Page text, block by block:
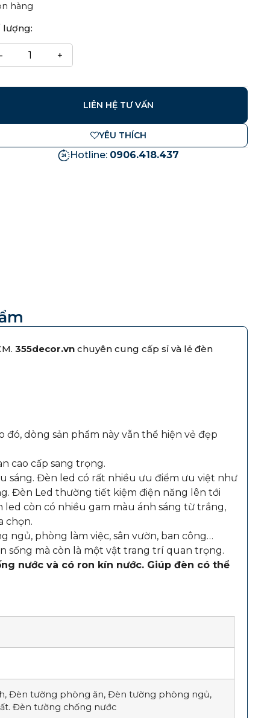
hàng
lượng:
LIÊN HỆ TƯ VẤN
YÊU THÍCH
Hotline: 0906.418.437
355decor.vnchuyên cung cấp sỉ và lẻ đèn
dòng sản phẩm này vẫn thể hiện vẻ đẹp
cao cấp sang trọng.
sáng. Đèn led có rất nhiều ưu điểm ưu việt như
Đèn Led thường tiết kiệm điện năng lên tới
led còn có nhiều gam màu ánh sáng từ trắng,
chọn.
phòng làm việc, sân vườn, ban công…
sống mà còn là một vật trang trí quan trọng.
nước và có ron kín nước. Giúp đèn có thể
Đèn tường phòng ăn, Đèn tường phòng ngủ,
Đèn tường chống nước